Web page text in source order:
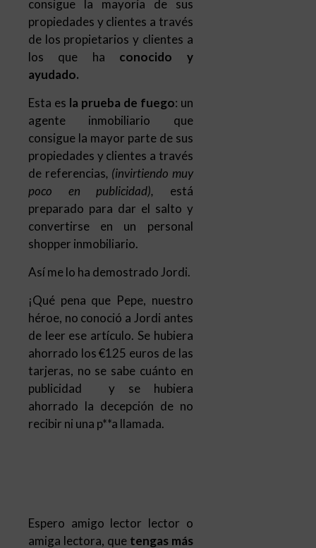
Esta esla prueba de fuego: un
agente inmobiliario que
consigue la mayor parte de sus
propiedades y clientes a través
poco en publicidad),está
preparado para dar el salto y
convertirse en un personal
shopper inmobiliario.
Así me lo ha demostrado Jordi.
¡Qué pena que Pepe, nuestro
héroe, no conoció a Jordi antes
de leer ese artículo. Se hubiera
ahorrado los €125 euros de las
publicidad y se hubiera
ahorrado la decepción de no
recibir ni una p**a llamada.
inmobiliario.